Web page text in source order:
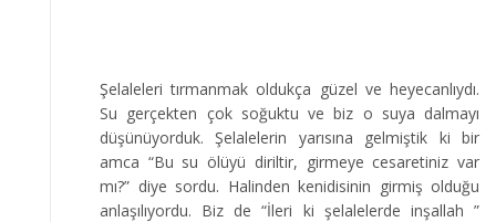
Şelaleleri tırmanmak oldukça güzel ve heyecanlıydı.
Su gerçekten çok soğuktu ve biz o suya dalmayı
düşünüyorduk. Şelalelerin yarısına gelmiştik ki bir
amca “Bu su ölüyü diriltir, girmeye cesaretiniz var
mı?” diye sordu. Halinden kenidisinin girmiş olduğu
anlaşılıyordu. Biz de “İleri ki şelalelerde inşallah ”